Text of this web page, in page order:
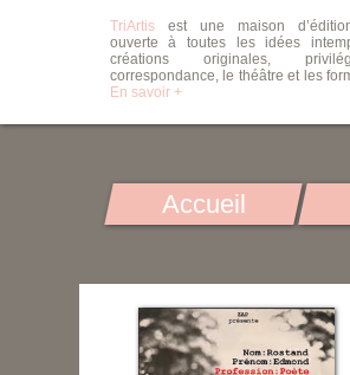
TriArtisest une maison
ouverte à toutes les idées
créations originales,
correspondance, le théâtre et les
En savoir +
Accueil